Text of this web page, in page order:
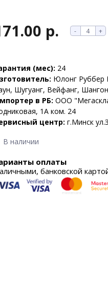
р. - +
(мес): 24
Юлонг Руббер
Шугуанг, Вейфанг,
в РБ: ООО
1А ком. 24
центр: г.Минск
В наличии
оплаты
банковской